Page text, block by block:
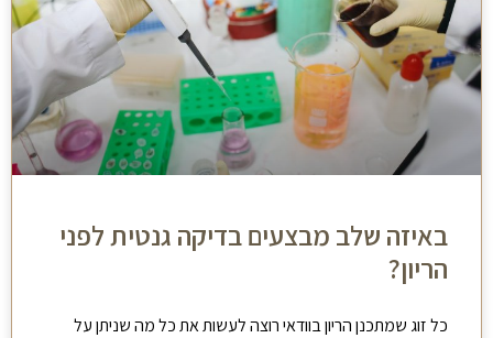
באיזה שלב מבצעים בדיקה גנטית לפני
הריון?
כל זוג שמתכנן הריון בוודאי רוצה לעשות את כל מה שניתן על